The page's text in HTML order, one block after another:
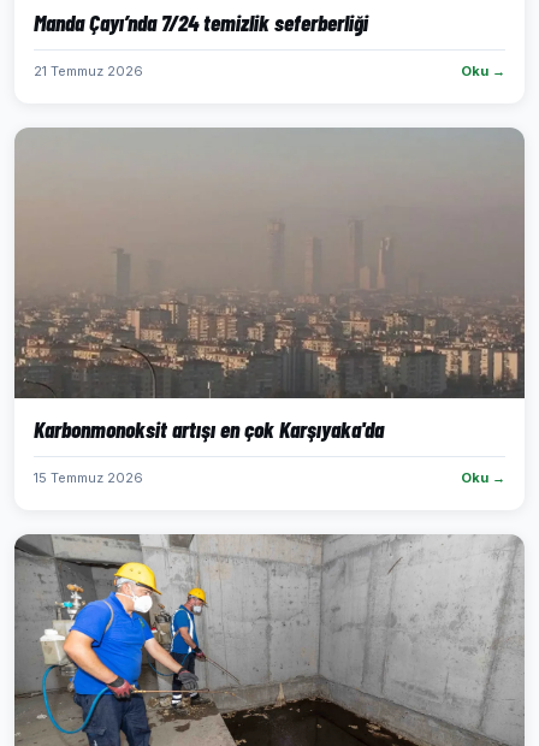
Manda Çayı’nda 7/24 temizlik seferberliği
21 Temmuz 2026 Oku →
Karbonmonoksit artışı en çok Karşıyaka'da
15 Temmuz 2026 Oku →